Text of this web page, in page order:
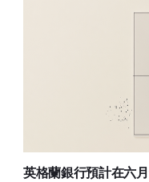
英格蘭銀行預計在六